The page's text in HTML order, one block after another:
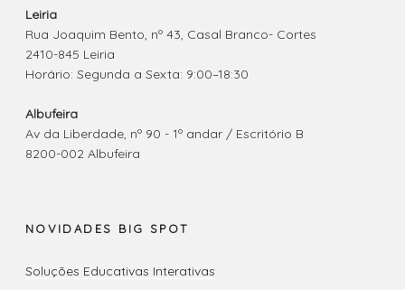
Leiria
Rua Joaquim Bento, nº 43, Casal Branco- Cortes
2410-845 Leiria
Horário: Segunda a Sexta: 9:00–18:30
Albufeira
Av da Liberdade, nº 90 - 1º andar / Escritório B
8200-002 Albufeira
NOVIDADES BIG SPOT
Soluções Educativas Interativas